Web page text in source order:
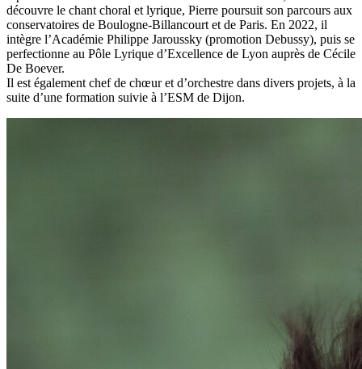
découvre le chant choral et lyrique, Pierre poursuit son parcours aux
conservatoires de Boulogne-Billancourt et de Paris. En 2022, il
intègre l’Académie Philippe Jaroussky (promotion Debussy), puis se
perfectionne au Pôle Lyrique d’Excellence de Lyon auprès de Cécile
De Boever.
Il est également chef de chœur et d’orchestre dans divers projets, à la
suite d’une formation suivie à l’ESM de Dijon.